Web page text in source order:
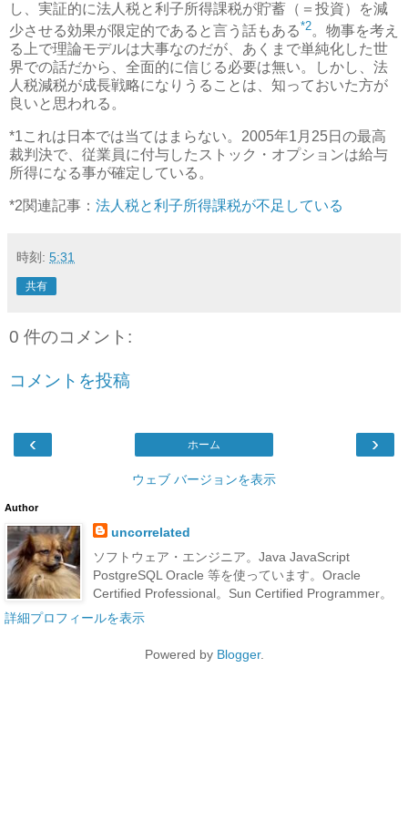
し、実証的に法人税と利子所得課税が貯蓄（＝投資）を減
少させる効果が限定的であると言う話もある*2。物事を考え
る上で理論モデルは大事なのだが、あくまで単純化した世
界での話だから、全面的に信じる必要は無い。しかし、法
人税減税が成長戦略になりうることは、知っておいた方が
良いと思われる。
*1これは日本では当てはまらない。2005年1月25日の最高
裁判決で、従業員に付与したストック・オプションは給与
所得になる事が確定している。
*2関連記事： 法人税と利子所得課税が不足している
時刻: 5:31
共有
0 件のコメント:
コメントを投稿
‹ ›
ホーム
ウェブ バージョンを表示
Author
uncorrelated
ソフトウェア・エンジニア。Java JavaScript
PostgreSQL Oracle 等を使っています。Oracle
Certified Professional。Sun Certified Programmer。
詳細プロフィールを表示
Powered by Blogger.